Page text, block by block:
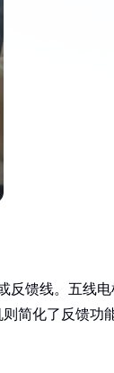
反馈线。五线
简化了反馈功